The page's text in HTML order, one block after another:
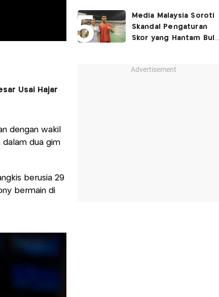
Usai Hajar
dengan wakil
dalam dua gim
berusia 29
bermain di
Media Malaysia Soroti
Skandal Pengaturan
Skor yang Hantam Bulu
Advertisement